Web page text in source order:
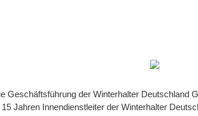
Geschäftsführung der Winterhalter Deutschland
Jahren Innendienstleiter der Winterhalter